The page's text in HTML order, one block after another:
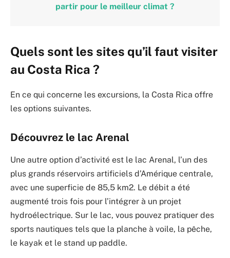
partir pour le meilleur climat ?
Quels sont les sites qu’il faut visiter
au Costa Rica ?
En ce qui concerne les excursions, la Costa Rica offre
les options suivantes.
Découvrez le lac Arenal
Une autre option d’activité est le lac Arenal, l’un des
plus grands réservoirs artificiels d’Amérique centrale,
avec une superficie de 85,5 km2. Le débit a été
augmenté trois fois pour l’intégrer à un projet
hydroélectrique. Sur le lac, vous pouvez pratiquer des
sports nautiques tels que la planche à voile, la pêche,
le kayak et le stand up paddle.